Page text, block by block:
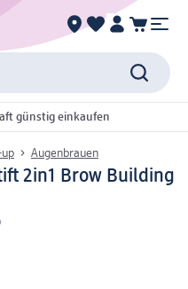
günstig einkaufen
Augenbrauen
2in1 Brow Building